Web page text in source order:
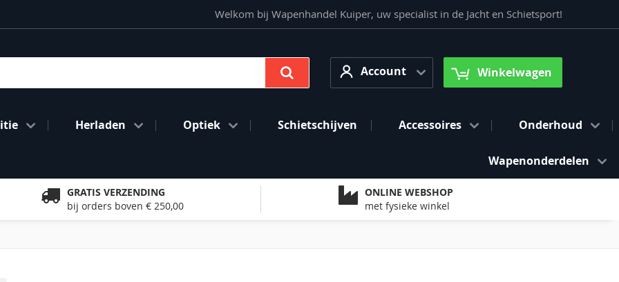
Welkom bij Wapenhandel Kuiper, uw specialist in de Jacht en Schietsport!
AccountAccount Winkelwagen
Herladen Optiek Schietschijven Accessoires Onderhoud
Wapenonderdelen
GRATIS VERZENDING
bij orders boven € 250,00
ONLINE WEBSHOP
met fysieke winkel